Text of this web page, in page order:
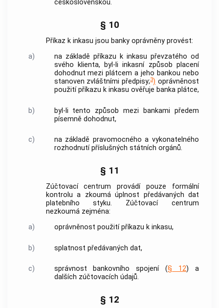
československou.
§ 10
Příkaz k inkasu jsou banky oprávněny provést:
a)
na základě příkazu k inkasu převzatého od
svého klienta, byl-li inkasní způsob placení
dohodnut mezi plátcem a jeho bankou nebo
stanoven zvláštními předpisy;3) oprávněnost
použití příkazu k inkasu ověřuje banka plátce,
b)
byl-li tento způsob mezi bankami předem
písemně dohodnut,
c)
na základě pravomocného a vykonatelného
rozhodnutí příslušných státních orgánů.
§ 11
Zúčtovací centrum provádí pouze formální
kontrolu a zkoumá úplnost předávaných dat
platebního styku. Zúčtovací centrum
nezkoumá zejména:
a)
oprávněnost použití příkazu k inkasu,
b) splatnost předávaných dat,
c) správnostbankovního spojení(§ 12) a
dalších zúčtovacích údajů.
§ 12